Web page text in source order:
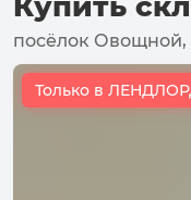
посёлок Овощной,
Только в